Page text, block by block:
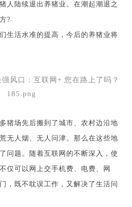
人陆续退出养猪业。在潮起潮退之
?
生活水准的提高，今后的养猪业将
猪场先后搬到了城市、农村边沿地
无人烟、无人问津。那么在这些地
问题。随着互联网的不断深入，使
仅可以网上交手机费、电费、网
，既不耽误工作，又解决了生活问